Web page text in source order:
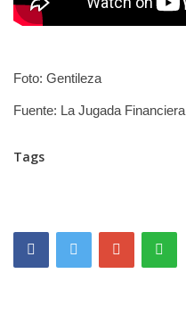
Foto: Gentileza
Fuente: La Jugada Financiera
Tags